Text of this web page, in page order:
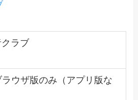
ラブ
ウザ版のみ（アプリ版な